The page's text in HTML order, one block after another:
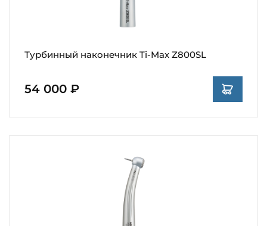
Турбинный наконечник Ti-Max Z800SL
54 000 ₽